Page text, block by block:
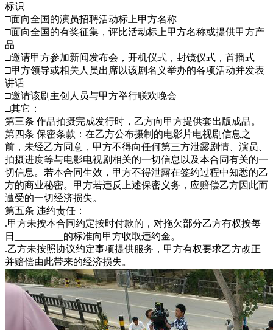
标识
□面向全国的演员招聘活动标上甲方名称
□面向全国的有奖征集，评比活动标上甲方名称或提供甲方产
品
□邀请甲方参加新闻发布会，开机仪式，封镜仪式，首播式
□甲方领导或相关人员出席以该剧名义举办的各项活动并发表
讲话
□邀请该剧主创人员与甲方举行联欢晚会
□其它：
第三条 作品拍摄完成发行时，乙方向甲方提供套出版成品。
第四条 保密条款：在乙方公布摄制的电影片电视剧信息之
前，未经乙方同意，甲方不得向任何第三方泄露剧情、演员、
拍摄进度等与电影电视剧相关的一切信息以及本合同有关的一
切信息。若本合同生效，甲方不得泄露在签约过程中知悉的乙
方的商业秘密。甲方若违反上述保密义务，应赔偿乙方因此而
遭受的一切经济损失。
第五条 违约责任：
.甲方未按本合同约定按时付款的，对拖欠部分乙方有权按每
日__________的标准向甲方收取违约金。
.乙方未按照协议约定事项提供服务，甲方有权要求乙方改正
并赔偿由此带来的经济损失。